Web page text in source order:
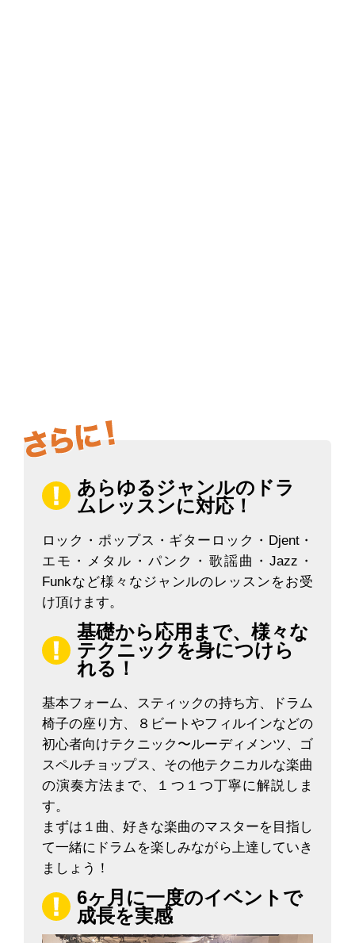
あらゆるジャンルのドラ
ムレッスンに対応！
ロック・ポップス・ギターロック・Djent・
エモ・メタル・パンク・歌謡曲・Jazz・
Funkなど様々なジャンルのレッスンをお受
け頂けます。
基礎から応用まで、様々な
テクニックを身につけら
れる！
基本フォーム、スティックの持ち方、ドラム
椅子の座り方、８ビートやフィルインなどの
初心者向けテクニック〜ルーディメンツ、ゴ
スペルチョップス、その他テクニカルな楽曲
の演奏方法まで、１つ１つ丁寧に解説しま
す。
まずは１曲、好きな楽曲のマスターを目指し
て一緒にドラムを楽しみながら上達していき
ましょう！
6ヶ月に一度のイベントで
成長を実感